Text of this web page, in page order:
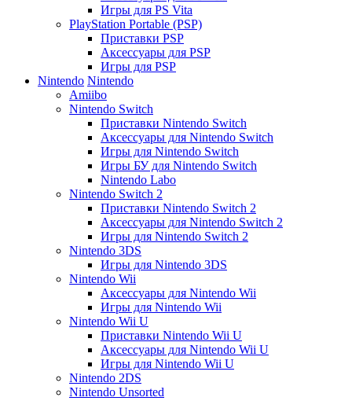
Игры для PS Vita
PlayStation Portable (PSP)
Приставки PSP
Аксессуары для PSP
Игры для PSP
Nintendo Nintendo
Amiibo
Nintendo Switch
Приставки Nintendo Switch
Аксессуары для Nintendo Switch
Игры для Nintendo Switch
Игры БУ для Nintendo Switch
Nintendo Labo
Nintendo Switch 2
Приставки Nintendo Switch 2
Аксессуары для Nintendo Switch 2
Игры для Nintendo Switch 2
Nintendo 3DS
Игры для Nintendo 3DS
Nintendo Wii
Аксессуары для Nintendo Wii
Игры для Nintendo Wii
Nintendo Wii U
Приставки Nintendo Wii U
Аксессуары для Nintendo Wii U
Игры для Nintendo Wii U
Nintendo 2DS
Nintendo Unsorted